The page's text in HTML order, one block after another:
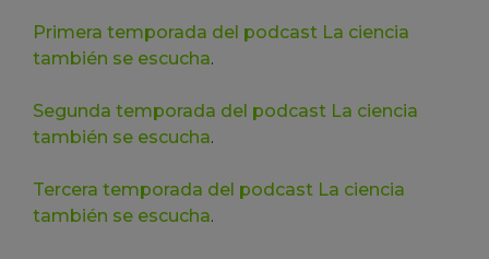
Primera temporada del podcast La ciencia
también se escucha.
Segunda temporada del podcast La ciencia
también se escucha.
Tercera temporada del podcast La ciencia
también se escucha.